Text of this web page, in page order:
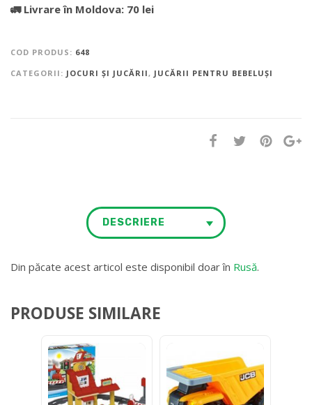
🚛 Livrare în Moldova: 70 lei
COD PRODUS: 648
CATEGORII: JOCURI ȘI JUCĂRII , JUCĂRII PENTRU BEBELUȘI
DESCRIERE
Din păcate acest articol este disponibil doar în Rusă.
PRODUSE SIMILARE